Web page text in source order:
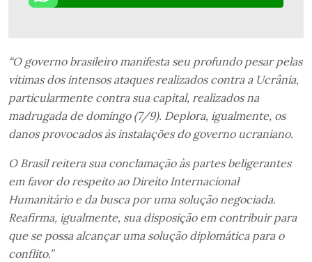
“O governo brasileiro manifesta seu profundo pesar pelas
vítimas dos intensos ataques realizados contra a Ucrânia,
particularmente contra sua capital, realizados na
madrugada de domingo (7/9). Deplora, igualmente, os
danos provocados às instalações do governo ucraniano.
O Brasil reitera sua conclamação às partes beligerantes
em favor do respeito ao Direito Internacional
Humanitário e da busca por uma solução negociada.
Reafirma, igualmente, sua disposição em contribuir para
que se possa alcançar uma solução diplomática para o
conflito.”